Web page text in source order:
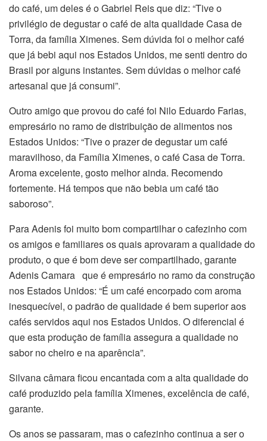
do café, um deles é o Gabriel Reis que diz: “Tive o
privilégio de degustar o café de alta qualidade Casa de
Torra, da família Ximenes. Sem dúvida foi o melhor café
que já bebi aqui nos Estados Unidos, me senti dentro do
Brasil por alguns instantes. Sem dúvidas o melhor café
artesanal que já consumi”.
Outro amigo que provou do café foi Nilo Eduardo Farias,
empresário no ramo de distribuição de alimentos nos
Estados Unidos: “Tive o prazer de degustar um café
maravilhoso, da Família Ximenes, o café Casa de Torra.
Aroma excelente, gosto melhor ainda. Recomendo
fortemente. Há tempos que não bebia um café tão
saboroso”.
Para Adenis foi muito bom compartilhar o cafezinho com
os amigos e familiares os quais aprovaram a qualidade do
produto, o que é bom deve ser compartilhado, garante
Adenis Camara que é empresário no ramo da construção
nos Estados Unidos: “É um café encorpado com aroma
inesquecível, o padrão de qualidade é bem superior aos
cafés servidos aqui nos Estados Unidos. O diferencial é
que esta produção de família assegura a qualidade no
sabor no cheiro e na aparência”.
Silvana câmara ficou encantada com a alta qualidade do
café produzido pela família Ximenes, excelência de café,
garante.
Os anos se passaram, mas o cafezinho continua a ser o